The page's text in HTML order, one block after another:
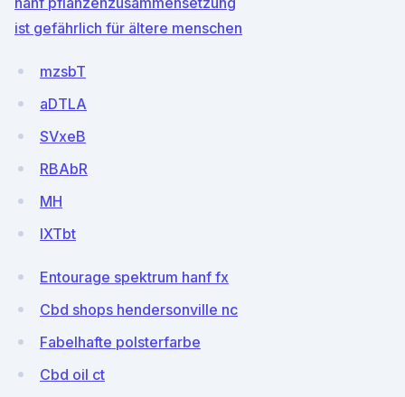
ist gefährlich für ältere menschen
mzsbT
aDTLA
SVxeB
RBAbR
MH
IXTbt
Entourage spektrum hanf fx
Cbd shops hendersonville nc
Fabelhafte polsterfarbe
Cbd oil ct